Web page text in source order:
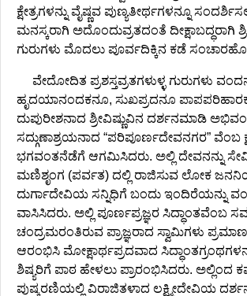
ಕ್ಷೇತ್ರಗಳನ್ನು ವೈಷ್ಣವ ಪುಣ್ಯತೀರ್ಥಗಳನ್ನೂ
ಮನಸ್ಕರಾಗಿ ಅದೊಂದುವ್ರತದಂತೆ ದೀಕ್ಷಾಬದ್ಧರಾಗಿ
ಗುರುಗಳು ಮೊದಲು ಪೂರ್ವದಿಕ್ಕಿನ ಕಡೆ
ವೇದೋದಿತ ಪ್ರಶಸ್ತವ್ರತಗಳುಳ್ಳ ಗುರುಗಳು
ಹೃದಯಾನಂದಕನೂ, ಸುಖಪ್ರದನೂ
ದುಪುರೀಶನಾದ ಶ್ರೀವಿಷ್ಣುವಿನ ದರ್ಶನಮಾಡಿ
ಸದ್ಗುಣಾಶ್ರಯನಾದ “ಪರಿಪೂರ್ಣದೇವನಗರ” ವೆಂಬ
ಭಗವಂತನೆಡೆಗೆ ಆಗಮಿಸಿದರು. ಅಲ್ಲಿ ದೇವನನ್ನು
ಮಣಿಶೃಂಗ (ಪರ್ವತ) ದಲ್ಲಿ ರಾಜಿಸುವ ಲೋಕ
ದುರ್ಗಾದೇವಿಯ ಸನ್ನಿಧಿಗೆ ಬಂದು ಇಂದಿರೆಯನ್ನು
ವಾಸಿಸಿದರು. ಅಲ್ಲಿ ಪೂರ್ಣಪ್ರಜ್ಞರ ಸಿದ್ಧಾಂತವೆಂಬ
ಚಂದ್ರಮರಂತಿರುವ ಪ್ರಾಜ್ಞರಾದ ಸ್ವಾಮಿಗಳು
ಆರಂಭಿಸಿ ಮೋಕ್ಷಾರ್ಥಪ್ರದವಾದ
ಶಿಷ್ಯರಿಗೆ ಪಾಠ ಹೇಳಲು ಪ್ರಾರಂಭಿಸಿದರು.
ಪುಷ್ಕರಣಿಯಲ್ಲಿ ವಿರಾಜಿತಳಾದ ಲಕ್ಷ್ಮೀದೇವಿಯ